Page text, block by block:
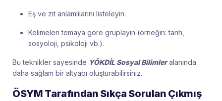
Eş ve zıt anlamlılarını listeleyin.
Kelimeleri temaya göre gruplayın (örneğin: tarih,
sosyoloji, psikoloji vb.).
Bu teknikler sayesinde YÖKDİL Sosyal Bilimleralanında
daha sağlam bir altyapı oluşturabilirsiniz.
ÖSYM Tarafından Sıkça Sorulan Çıkmış